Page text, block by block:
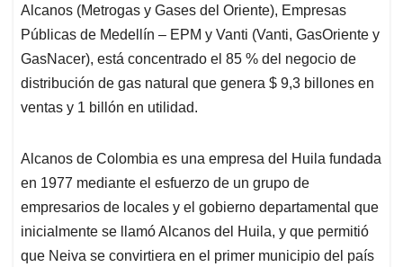
Alcanos (Metrogas y Gases del Oriente), Empresas
Públicas de Medellín – EPM y Vanti (Vanti, GasOriente y
GasNacer), está concentrado el 85 % del negocio de
distribución de gas natural que genera $ 9,3 billones en
ventas y 1 billón en utilidad.
Alcanos de Colombia es una empresa del Huila fundada
en 1977 mediante el esfuerzo de un grupo de
empresarios de locales y el gobierno departamental que
inicialmente se llamó Alcanos del Huila, y que permitió
que Neiva se convirtiera en el primer municipio del país